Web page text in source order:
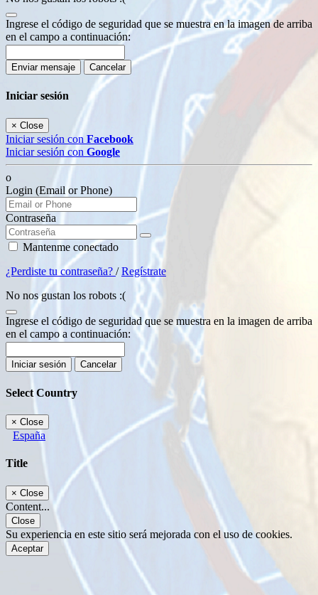
Ingrese el código de seguridad que se muestra en la imagen de arriba
en el campo a continuación:
Enviar mensaje Cancelar
Iniciar sesión
× Close
Iniciar sesión con Facebook
Iniciar sesión con Google
o
Login (Email or Phone)
Contraseña
Mantenme conectado
¿Perdiste tu contraseña? /Regístrate
No nos gustan los robots :(
Ingrese el código de seguridad que se muestra en la imagen de arriba
en el campo a continuación:
Iniciar sesión Cancelar
Select Country
× Close
España
Title
× Close
Content...
Close
Su experiencia en este sitio será mejorada con el uso de cookies.
Aceptar